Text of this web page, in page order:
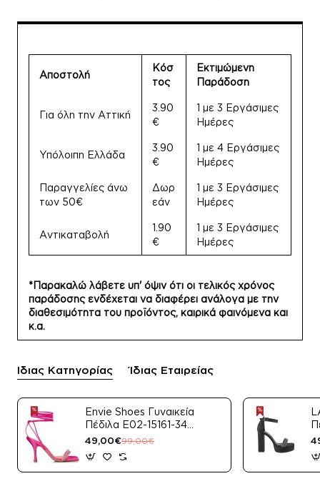
Αποστολή
Κόσ
τος
Εκτιμώμενη
Παράδοση
Για όλη την Αττική
3.90
€
1 με 3 Εργάσιμες
Ημέρες
Υπόλοιπη Ελλάδα
3.90
€
1 με 4 Εργάσιμες
Ημέρες
Παραγγελίες άνω
των 50€
Δωρ
εάν
1 με 3 Εργάσιμες
Ημέρες
Αντικαταβολή
1.90
€
1 με 3 Εργάσιμες
Ημέρες
*Παρακαλώ λάβετε υπ' όψιν ότι οι τελικός χρόνος
παράδοσης ενδέχεται να διαφέρει ανάλογα με την
διαθεσιμότητα του προϊόντος, καιρικά φαινόμενα και
κ.α.
Ίδιας Κατηγορίας Ίδιας Εταιρείας
Envie Shoes Γυναικεία
Πέδιλα E02-15161-34
Μαύρο Satin
49,00€99,00€